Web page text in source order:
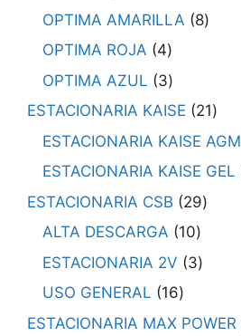
OPTIMA AMARILLA
8
OPTIMA ROJA
4
OPTIMA AZUL
3
ESTACIONARIA KAISE
21
ESTACIONARIA KAISE AGM
ESTACIONARIA KAISE GEL
ESTACIONARIA CSB
29
ALTA DESCARGA
10
ESTACIONARIA 2V
3
USO GENERAL
16
ESTACIONARIA MAX POWER